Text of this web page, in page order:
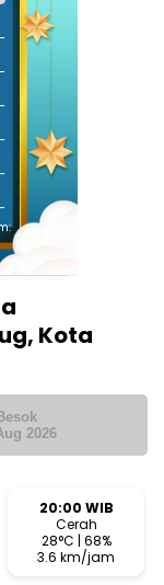
Kota
Besok
2026
20:00 WIB
Cerah
28°C | 68%
3.6 km/jam